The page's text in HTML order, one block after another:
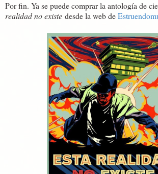
Por fin. Ya se puede comprar la antología de
realidad no existe desde la web de